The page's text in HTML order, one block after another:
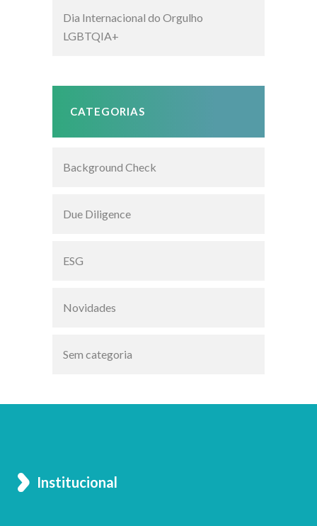
Dia Internacional do Orgulho
LGBTQIA+
CATEGORIAS
Background Check
Due Diligence
ESG
Novidades
Sem categoria
Institucional